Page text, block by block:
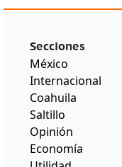
Secciones
México
Internacional
Coahuila
Saltillo
Opinión
Economía